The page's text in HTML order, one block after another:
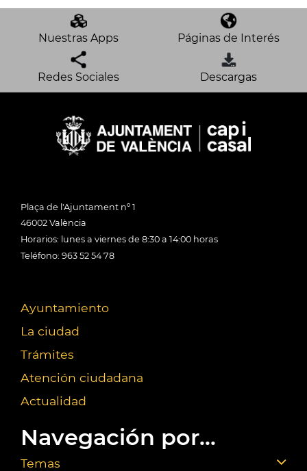
Nuestras Apps Páginas de Interés
Redes Sociales Descargas
Plaça de l'Ajuntament nº 1
46002 València
Horarios: lunes a viernes de 8:30 a 14:00 horas
Teléfono: 963 52 54 78
Ayuntamiento
La ciudad
Trámites
Atención ciudadana
Actualidad
Navegación por...
Temas